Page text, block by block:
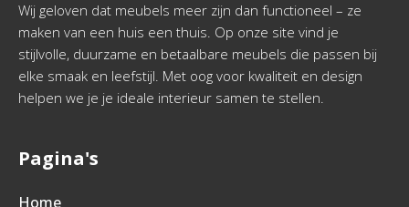
Wij geloven dat meubels meer zijn dan functioneel – ze
maken van een huis een thuis. Op onze site vind je
stijlvolle, duurzame en betaalbare meubels die passen bij
elke smaak en leefstijl. Met oog voor kwaliteit en design
helpen we je je ideale interieur samen te stellen.
Pagina's
Home